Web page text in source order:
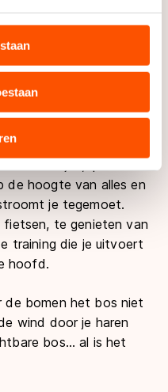
te bieden en
delen informatie over
partners voor social
die u aan hen heeft
via hun services.
doorgeven aan
waar mogelijk geen
volgens de GDPR.
u in met deze
u in onscookiebeleid
mijn huis, geordend
het openen van
langzaam terug.
train...
dan een meter bij me
de hoogte van alles en
je tegemoet.
te genieten van
training die je uitvoert
hoofd.
de bomen het bos niet
wind door je haren
bos... al is het